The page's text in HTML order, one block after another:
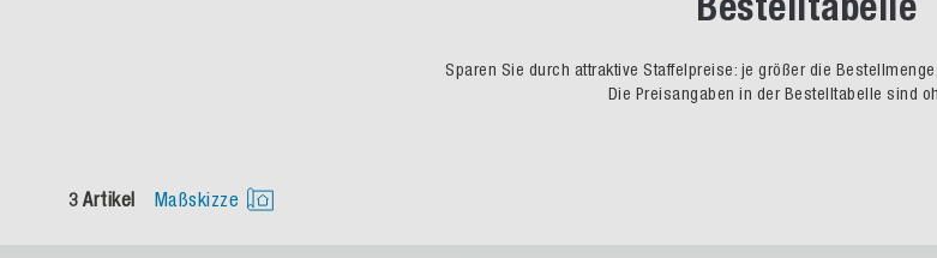
Sparen Sie durch attraktive Staffelpreise: je größer die
Die Preisangaben in der Bestelltabelle sind
3 Artikel Maßskizze